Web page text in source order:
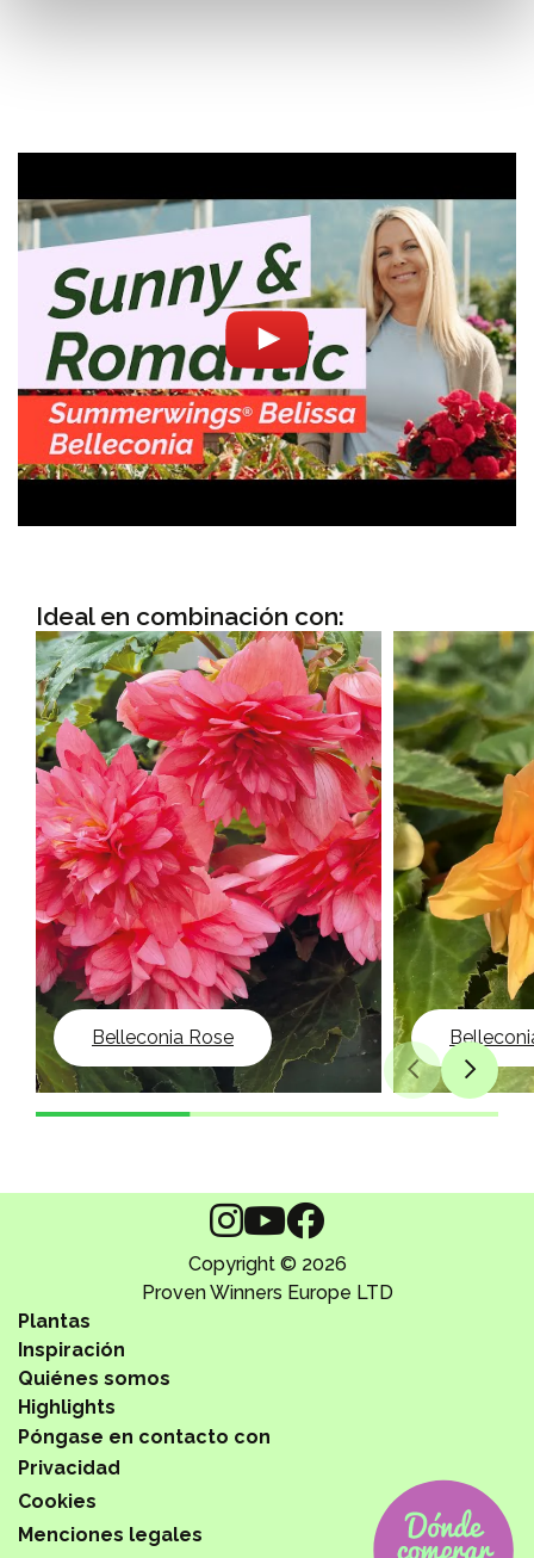
Ideal en combinación con:
Belleconia Rose
Copyright © 2026
Proven Winners Europe LTD
Plantas
Inspiración
Quiénes somos
Privacidad
Cookies
Menciones legales
Highlights
Póngase en contacto con